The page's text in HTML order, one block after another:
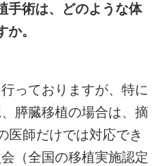
手術は、どのような体
。
っておりますが、特に
膵臓移植の場合は、摘
医師だけでは対応でき
（全国の移植実施認定